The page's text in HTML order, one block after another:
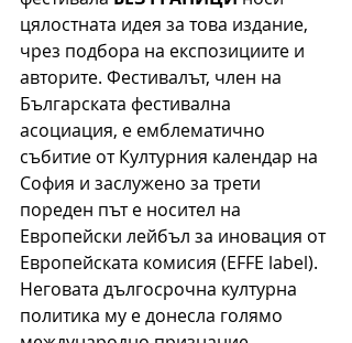
цялостната идея за това издание,
чрез подбора на експозициите и
авторите. Фестивалът, член на
Българската фестивална
асоциация, е емблематично
събитие от Културния календар на
София и заслужено за трети
пореден път е носител на
Европейски лейбъл за иновация от
Европейската комисия (EFFE label).
Неговата дългосрочна културна
политика му е донесла голямо